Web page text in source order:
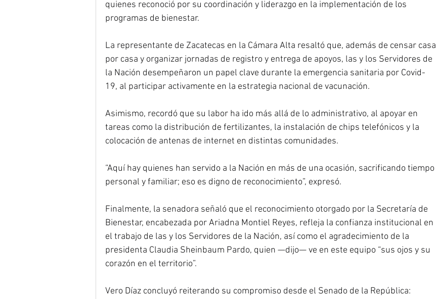
quienes reconoció por su coordinación y liderazgo en la implementación de los
programas de bienestar.
La representante de Zacatecas en la Cámara Alta resaltó que, además de censar casa
por casa y organizar jornadas de registro y entrega de apoyos, las y los Servidores de
la Nación desempeñaron un papel clave durante la emergencia sanitaria por Covid-
19, al participar activamente en la estrategia nacional de vacunación.
Asimismo, recordó que su labor ha ido más allá de lo administrativo, al apoyar en
tareas como la distribución de fertilizantes, la instalación de chips telefónicos y la
colocación de antenas de internet en distintas comunidades.
“Aquí hay quienes han servido a la Nación en más de una ocasión, sacrificando tiempo
personal y familiar; eso es digno de reconocimiento”, expresó.
Finalmente, la senadora señaló que el reconocimiento otorgado por la Secretaría de
Bienestar, encabezada por Ariadna Montiel Reyes, refleja la confianza institucional en
el trabajo de las y los Servidores de la Nación, así como el agradecimiento de la
presidenta Claudia Sheinbaum Pardo, quien —dijo— ve en este equipo “sus ojos y su
corazón en el territorio”.
Vero Díaz concluyó reiterando su compromiso desde el Senado de la República: